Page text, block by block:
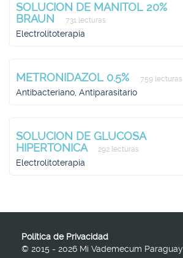
SOLUCION DE MANITOL 20%
BRAUN
731 lecturas
Electrolitoterapia
METRONIDAZOL 0.5% 759 lecturas
Antibacteriano, Antiparasitario
SOLUCION DE GLUCOSA
HIPERTONICA
292 lecturas
Electrolitoterapia
Política de Privacidad
© 2015 - 2026 Mi Vademecum Paraguay